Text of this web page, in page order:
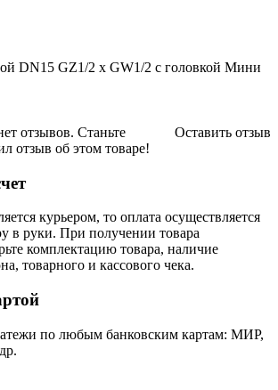
DN15 GZ1/2 x GW1/2 с головкой Мини
Оставить отзыв
отзывов. Станьте
отзыв об этом товаре!
курьером, то оплата осуществляется
в руки. При получении товара
комплектацию товара, наличие
товарного и кассового чека.
по любым банковским картам: МИР,